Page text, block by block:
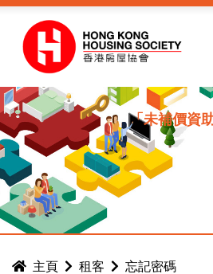
跳到內容
「未補價資
主頁 租客 忘記密碼